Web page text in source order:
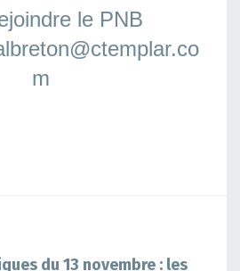
le PNB
m
du 13 novembre : les